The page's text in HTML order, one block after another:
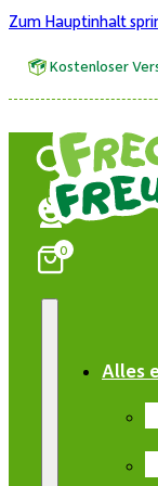
Zum Hauptinhalt
Kostenloser
0
Alles